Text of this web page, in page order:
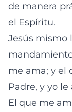
de manera
el Espíritu.
Jesús mismo
me ama; y el
Padre, y yo
El que me